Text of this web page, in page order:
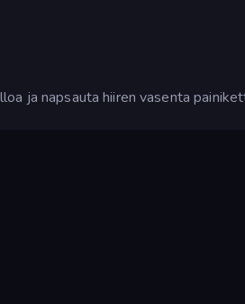
ja napsauta hiiren vasenta